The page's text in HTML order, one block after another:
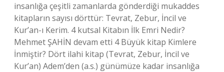
insanlığa çeşitli zamanlarda gönderdiği mukaddes
kitapların sayısı dörttür: Tevrat, Zebur, İncil ve
Kur’an-ı Kerim. 4 kutsal Kitabın İlk Emri Nedir?
Mehmet ŞAHİN devam etti 4 Büyük kitap Kimlere
İnmiştir? Dört ilahi kitap (Tevrat, Zebur, İncil ve
Kur’an) Adem’den (a.s.) günümüze kadar insanlığa